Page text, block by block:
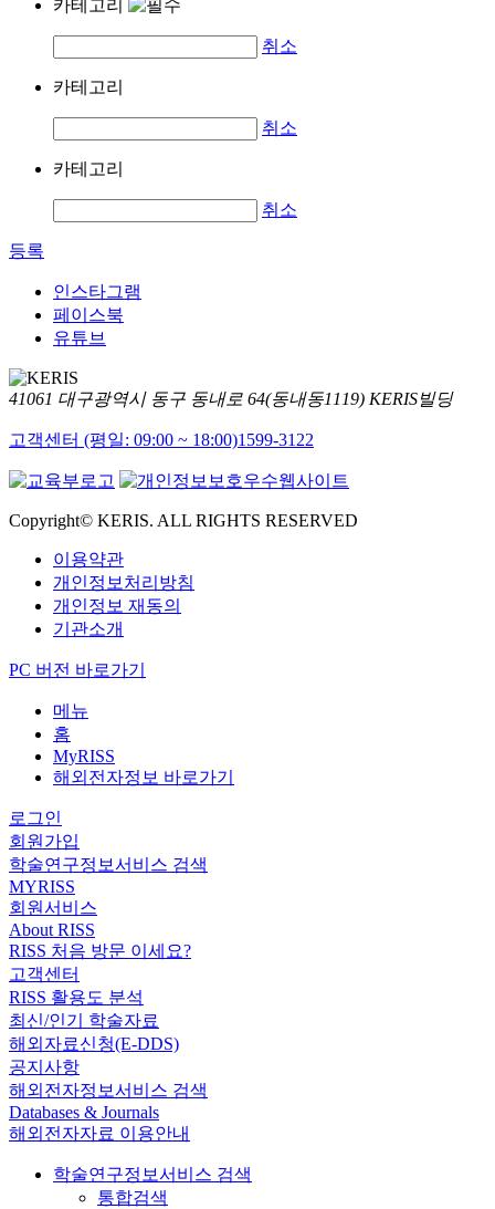
카테고리
취소
카테고리
취소
카테고리
취소
등록
인스타그램
페이스북
유튜브
41061 대구광역시 동구 동내로 64(동내동1119) KERIS빌딩
고객센터 (평일: 09:00 ~ 18:00)1599-3122
Copyright© KERIS. ALL RIGHTS RESERVED
이용약관
개인정보처리방침
개인정보 재동의
기관소개
PC 버전 바로가기
메뉴
홈
MyRISS
해외전자정보 바로가기
로그인
회원가입
학술연구정보서비스 검색
MYRISS
회원서비스
About RISS
RISS 처음 방문 이세요?
고객센터
RISS 활용도 분석
최신/인기 학술자료
해외자료신청(E-DDS)
공지사항
해외전자정보서비스 검색
Databases & Journals
해외전자자료 이용안내
학술연구정보서비스 검색
통합검색